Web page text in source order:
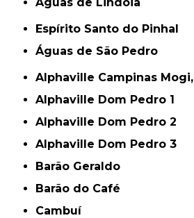
Espírito Santo do Pinhal
Águas de São Pedro
Alphaville Campinas Mogi,
Alphaville Dom Pedro 1
Alphaville Dom Pedro 2
Alphaville Dom Pedro 3
Barão Geraldo
Barão do Café
Cambuí